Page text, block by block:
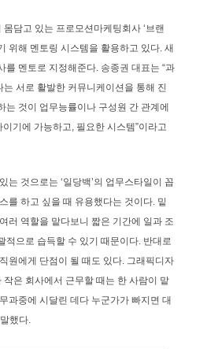
담고 있는 프로모션마케팅회사 ‘브랜
위해 멘토링 시스템을 활용하고 있다. 새
를 멘토로 지정해준다. 송종권 대표는 “과
서로 활발한 커뮤니케이션을 통해 진
는 것이 업무능률이나 구성원 간 관계에
기에 가능하고, 필요한 시스템”이라고
는 것으로는 ‘일당백’의 업무스타일이 꼽
를 하고 싶을 때 유용했다는 것이다. 밑
러 역할을 맡다보니 짧은 기간에 일과 조
적으로 습득할 수 있기 때문이다. 반대로
원에게 단점이 될 때도 있다. 그래픽디자
작은 회사에서 근무할 때는 한 사람이 맡
과중에 시달린 데다 누군가가 빠지면 대
했다.